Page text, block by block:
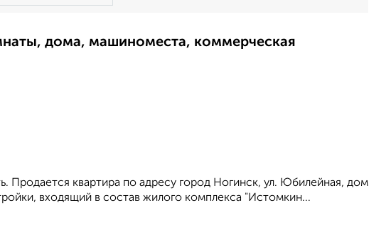
дома, машиноместа, коммерческая
Продается квартира по адресу город Ногинск, ул. Юбилейная, дом
входящий в состав жилого комплекса "Истомкин...